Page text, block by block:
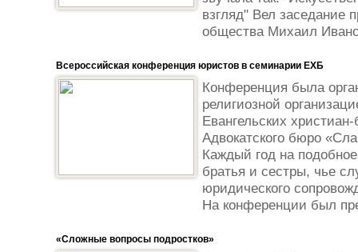
взгляд" Вел заседание
общества Михаил
Всероссийская конференция юристов в семинарии ЕХБ
Конференция была
религиозной
Евангельских
Адвокатского бюро
Каждый год на
братья и сестры, чье
юридического
На конференции был
«Сложные вопросы подростков»